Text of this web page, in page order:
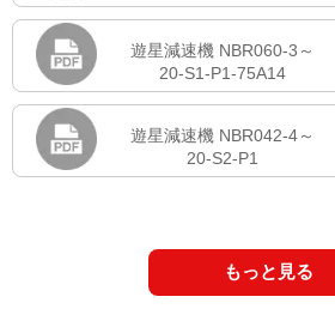
遊星減速機 NBR060-3～
20-S1-P1-75A14
遊星減速機 NBR042-4～
20-S2-P1
もっと見る